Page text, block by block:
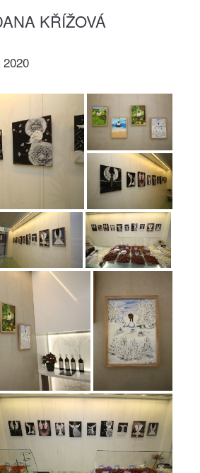
KŘÍŽOVÁ